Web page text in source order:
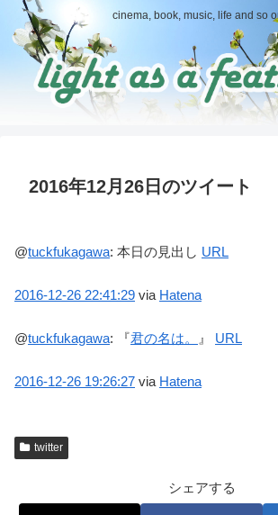
cinema, book, music, life and so
2016年12月26日のツイート
@tuckfukagawa: 本日の見出し URL
2016-12-26 22:41:29 via Hatena
@tuckfukagawa: 『君の名は。 』 URL
2016-12-26 19:26:27 via Hatena
twitter
シェアする